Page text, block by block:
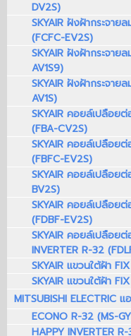
DV2S)
SKYAIR ฝังฝ้ากระจาย
(FCFC-EV2S)
SKYAIR ฝังฝ้ากระจาย
AV1S9)
SKYAIR ฝังฝ้ากระจาย
AV1S)
SKYAIR คอยล์เปลือย
(FBA-CV2S)
SKYAIR คอยล์เปลือย
(FBFC-EV2S)
SKYAIR คอยล์เปลือย
BV2S)
SKYAIR คอยล์เปลือย
(FDBF-EV2S)
SKYAIR คอยล์เปลือย
INVERTER R-32
SKYAIR แขวนใต้ฝ้า
SKYAIR แขวนใต้ฝ้า
MITSUBISHI ELECTRIC
ECONO R-32 (MS-
HAPPY INVERTER